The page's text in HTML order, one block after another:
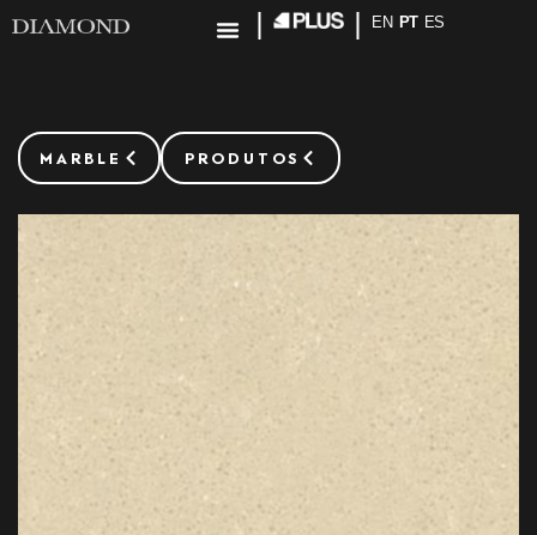
EN PT ES
MARBLE PRODUTOS